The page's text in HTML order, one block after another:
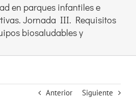
en parques infantiles e
Jornada III. Requisitos
biosaludables y
Anterior Siguiente